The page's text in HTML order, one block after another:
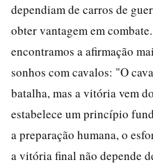
dependiam de carros de
obter vantagem em
encontramos a afirmação
sonhos com cavalos: "O
batalha, mas a vitória vem
estabelece um princípio
a preparação humana, o
a vitória final não depende